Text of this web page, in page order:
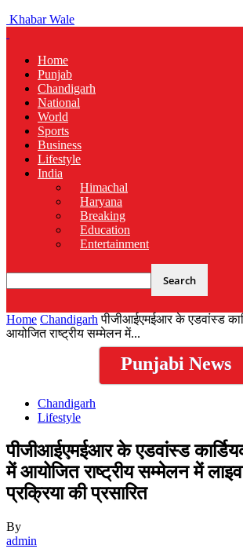
Khabar Wale
Home
Punjab
Chandigarh
National
World
Sports
Business
Lifestyle
India
Himachal
Haryana
Breaking
Education
Entertainment
Home Chandigarh पीजीआईएमईआर के एडवांस्ड
आयोजित राष्ट्रीय सम्मेलन में...
Punjabi News
Chandigarh
Lifestyle
पीजीआईएमईआर के एडवांस्ड
में आयोजित राष्ट्रीय सम्मेलन में
प्रक्रिया की प्रसारित
By
admin